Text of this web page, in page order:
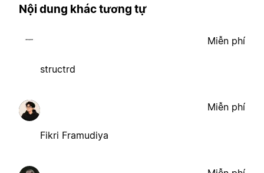
Nội dung khác tương tự
structrd
Miễn phí
Fikri Framudiya
Miễn phí